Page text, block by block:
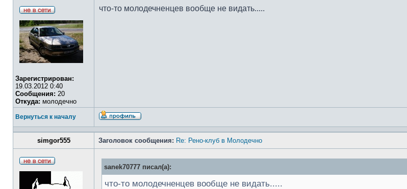
Зарегистрирован:
19.03.2012 0:40
Сообщения: 20
Откуда: молодечно
что-то молодечненцев вообще не видать.....
Вернуться к началу
simgor555 Заголовок сообщения: Re: Рено-клуб в Молодечно
sanek70777 писал(а):
что-то молодечненцев вообще не видать.....